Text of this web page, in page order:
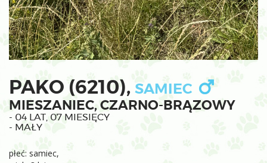
PAKO (6210), SAMIEC
MIESZANIEC, CZARNO-BRĄZOWY
- 04 LAT, 07 MIESIĘCY
- MAŁY
płeć: samiec,